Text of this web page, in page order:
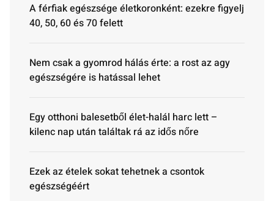
A férfiak egészsége életkoronként: ezekre figyelj
40, 50, 60 és 70 felett
Nem csak a gyomrod hálás érte: a rost az agy
egészségére is hatással lehet
Egy otthoni balesetből élet-halál harc lett –
kilenc nap után találtak rá az idős nőre
Ezek az ételek sokat tehetnek a csontok
egészségéért